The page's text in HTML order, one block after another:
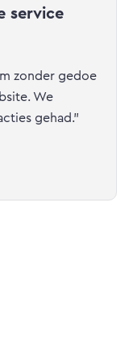
service
zonder gedoe
We
gehad."